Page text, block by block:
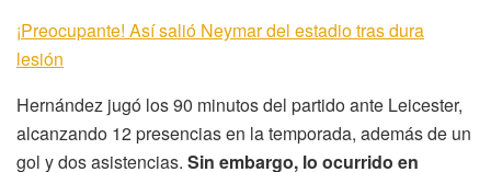
¡Preocupante! Así salió Neymar del estadio tras dura
lesión
Hernández jugó los 90 minutos del partido ante Leicester,
alcanzando 12 presencias en la temporada, además de un
gol y dos asistencias. Sin embargo, lo ocurrido en